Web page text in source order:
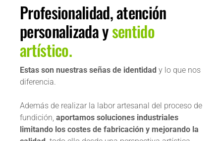
Profesionalidad, atención
personalizada ysentido
artístico.
Estas son nuestras señas de identidad y lo que nos
diferencia.
Además de realizar la labor artesanal del proceso de
fundición, aportamos soluciones industriales
limitando los costes de fabricación y mejorando la